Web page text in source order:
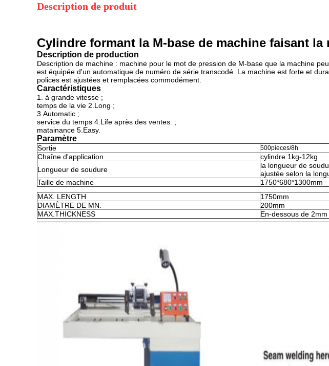
Description de produit
Cylindre formant la M-base de machine faisant
Description de production
Description de machine : machine pour le mot de pression de M-base que la machine
est équipée d'un automatique de numéro de série transcodé. La machine est forte et
polices est ajustées et remplacées commodément.
Caractéristiques
1. à grande vitesse ;
temps de la vie 2.Long ;
3.Automatic ;
service du temps 4.Life après des ventes. ;
matainance 5.Easy.
Paramètre
Sortie 500pieces/8h
Chaîne d'application
cylindre 1kg-12kg
Longueur de soudure
la longueur de
ajustée selon la
Taille de machine
1750*680*1300mm
MAX. LENGTH
1750mm
DIAMÈTRE DE MN.
200mm
MAX.THICKNESS
En-dessous de 2mm